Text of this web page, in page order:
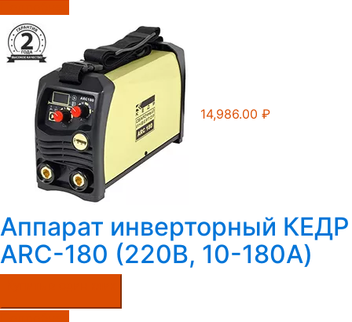
14,986.00 ₽
Аппарат инверторный КЕДР
ARC-180 (220В, 10-180А)